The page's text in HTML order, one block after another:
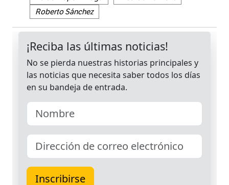
Roberto Sánchez